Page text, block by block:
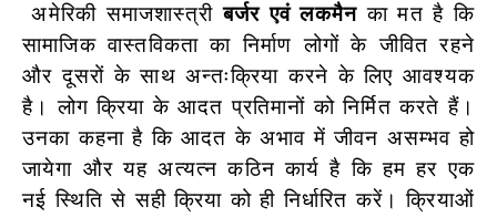
अमेरिकी समाजशास्त्रीबर्जर एवं लकमैन का मत है कि
सामाजिक वास्तविकता का निर्माण लोगों के जीवित रहने
और दूसरों के साथ अन्तःक्रिया करने के लिए आवश्यक
है। लोग क्रिया के आदत प्रतिमानों को निर्मित करते हैं।
उनका कहना है कि आदत के अभाव में जीवन असम्भव हो
जायेगा और यह अत्यत्न कठिन कार्य है कि हम हर एक
नई स्थिति से सही क्रिया को ही निर्धारित करें। क्रियाओं